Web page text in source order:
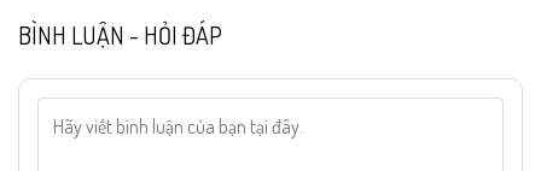
BÌNH LUẬN - HỎI ĐÁP